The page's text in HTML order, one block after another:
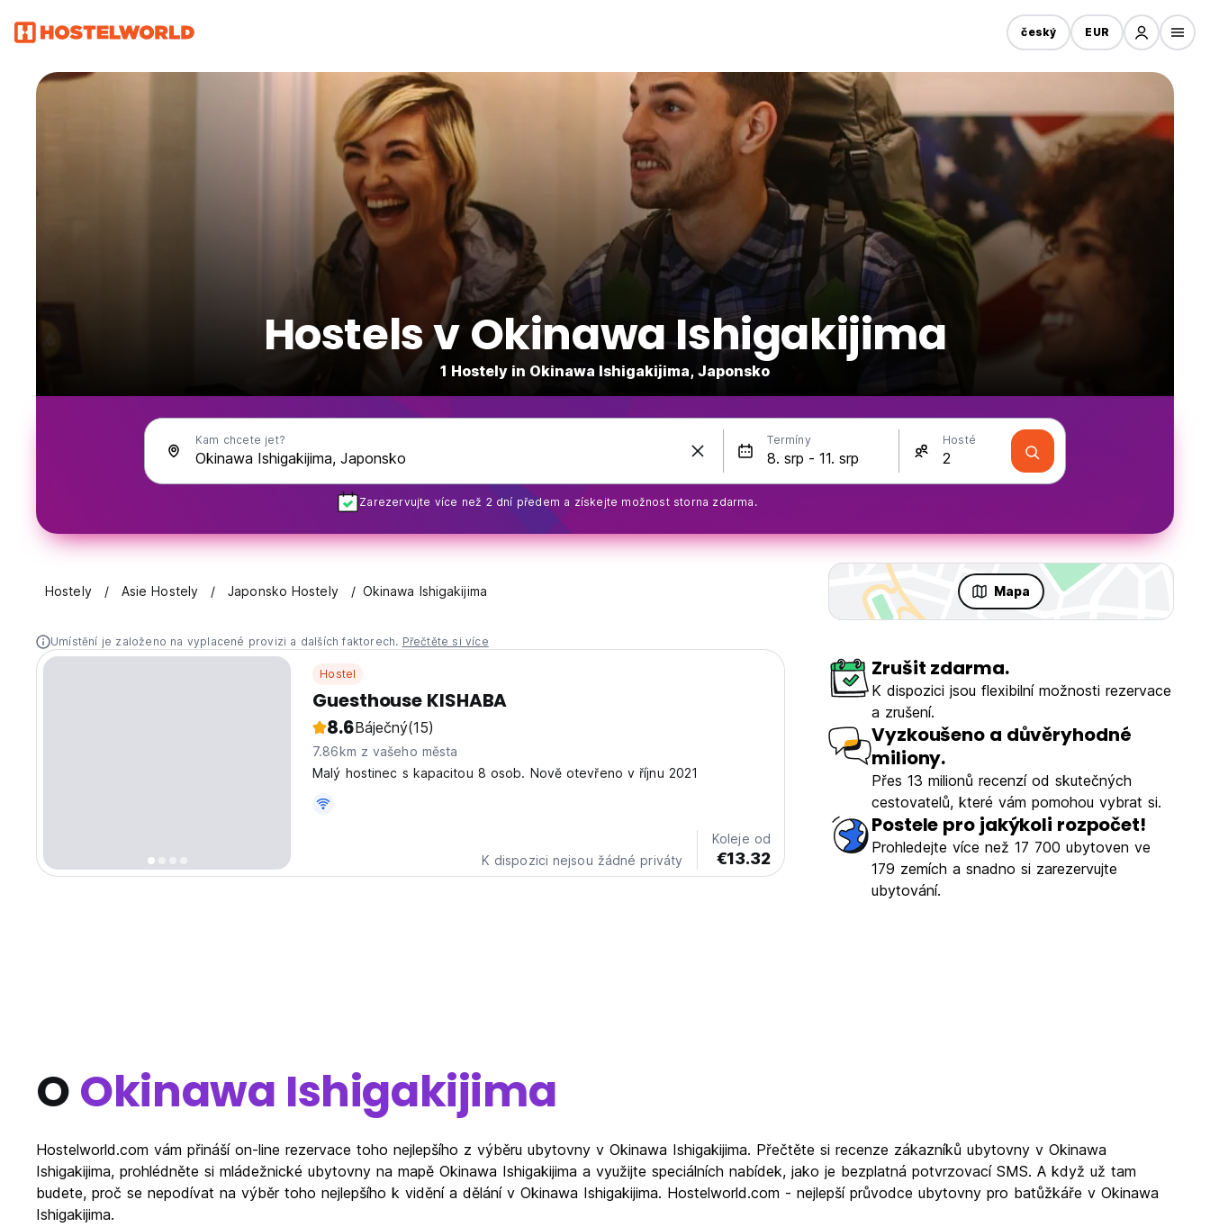
český EUR
Hostels v Okinawa Ishigakijima
1 Hostely in Okinawa Ishigakijima, Japonsko
Kam chcete jet? Termíny Hosté
Zarezervujte více než 2 dní předem a získejte možnost storna zdarma.
Hostely Asie Hostely Japonsko Hostely Okinawa Ishigakijima Mapa
Umístění je založeno na vyplacené provizi a dalších faktorech. Přečtěte si více
Hostel
Guesthouse KISHABA
8.6Báječný(15)
7.86km z vašeho města
Malý hostinec s kapacitou 8 osob. Nově otevřeno v říjnu 2021
K dispozici nejsou žádné priváty
Koleje od
€13.32
Zrušit zdarma.
K dispozici jsou flexibilní možnosti rezervace
a zrušení.
Vyzkoušeno a důvěryhodné
miliony.
Přes 13 milionů recenzí od skutečných
cestovatelů, které vám pomohou vybrat si.
Postele pro jakýkoli rozpočet!
Prohledejte více než 17 700 ubytoven ve
179 zemích a snadno si zarezervujte
ubytování.
OOkinawa Ishigakijima
Hostelworld.com vám přináší on-line rezervace toho nejlepšího z výběru ubytovny v Okinawa Ishigakijima. Přečtěte si recenze zákazníků ubytovny v Okinawa
Ishigakijima, prohlédněte si mládežnické ubytovny na mapě Okinawa Ishigakijima a využijte speciálních nabídek, jako je bezplatná potvrzovací SMS. A když už tam
budete, proč se nepodívat na výběr toho nejlepšího k vidění a dělání v Okinawa Ishigakijima. Hostelworld.com - nejlepší průvodce ubytovny pro batůžkáře v Okinawa
Ishigakijima.